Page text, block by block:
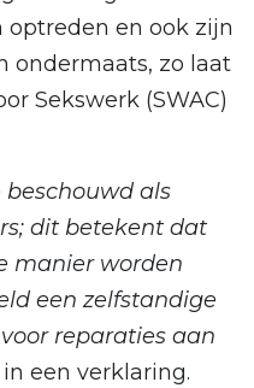
en ook zijn
ondermaats, zo laat
Sekswerk (SWAC)
beschouwd als
dit betekent dat
manier worden
een zelfstandige
reparaties aan
een verklaring.